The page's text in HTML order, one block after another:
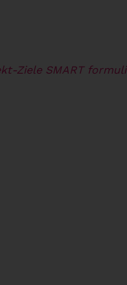
Ziele SMART